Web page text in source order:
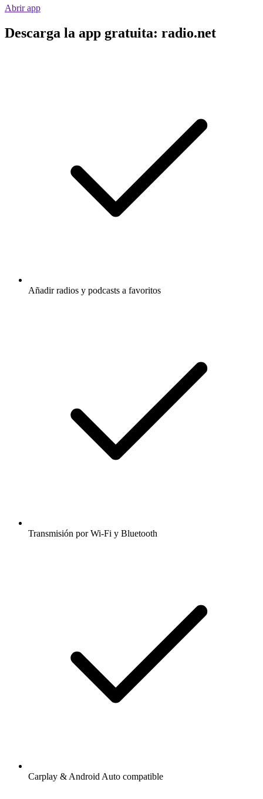
Abrir app
Descarga la app gratuita: radio.net
Añadir radios y podcasts a favoritos
Transmisión por Wi-Fi y Bluetooth
Carplay & Android Auto compatible